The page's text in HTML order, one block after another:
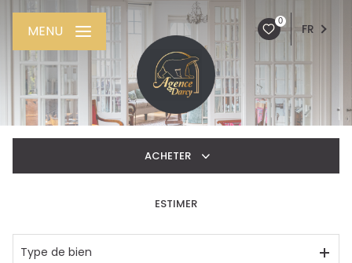
0
FR
MENU
ACHETER
De l'immo pro
ESTIMER
Type de bien